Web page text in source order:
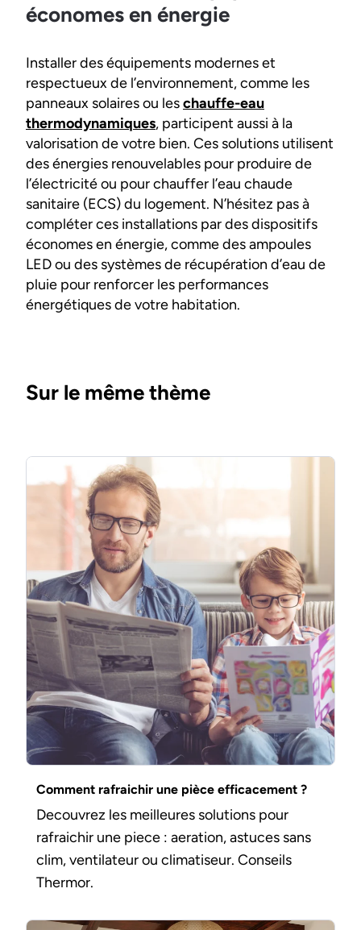
économes en énergie
Installer des équipements modernes et
respectueux de l’environnement, comme les
panneaux solaires ou leschauffe-eau
thermodynamiques, participent aussi à la
valorisation de votre bien. Ces solutions utilisent
des énergies renouvelables pour produire de
l’électricité ou pour chauffer l’eau chaude
sanitaire (ECS) du logement. N’hésitez pas à
compléter ces installations par des dispositifs
économes en énergie, comme des ampoules
LED ou des systèmes de récupération d’eau de
pluie pour renforcer les performances
énergétiques de votre habitation.
Sur le même thème
Comment rafraichir une pièce efficacement ?
Decouvrez les meilleures solutions pour
rafraichir une piece : aeration, astuces sans
clim, ventilateur ou climatiseur. Conseils
Thermor.